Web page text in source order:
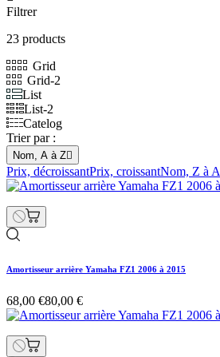
Filtrer
23 products
Grid
Grid-2
List
List-2
Catelog
Trier par :
Nom, A à Z
Prix, décroissantPrix, croissantNom, Z à A
Amortisseur arrière Yamaha FZ1 2006 à 2015
68,00 €80,00 €